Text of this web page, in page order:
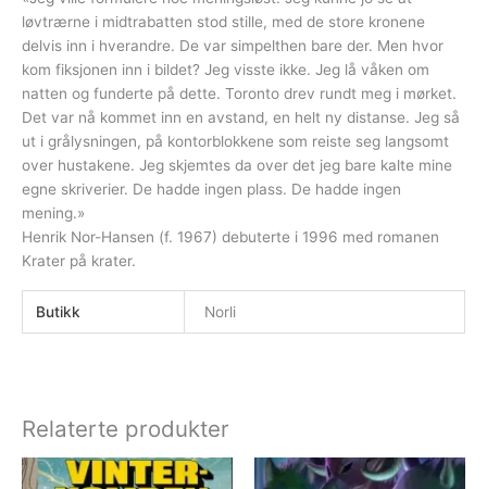
løvtrærne i midtrabatten stod stille, med de store kronene
delvis inn i hverandre. De var simpelthen bare der. Men hvor
kom fiksjonen inn i bildet? Jeg visste ikke. Jeg lå våken om
natten og funderte på dette. Toronto drev rundt meg i mørket.
Det var nå kommet inn en avstand, en helt ny distanse. Jeg så
ut i grålysningen, på kontorblokkene som reiste seg langsomt
over hustakene. Jeg skjemtes da over det jeg bare kalte mine
egne skriverier. De hadde ingen plass. De hadde ingen
mening.»
Henrik Nor-Hansen (f. 1967) debuterte i 1996 med romanen
Krater på krater.
Butikk Norli
Relaterte produkter